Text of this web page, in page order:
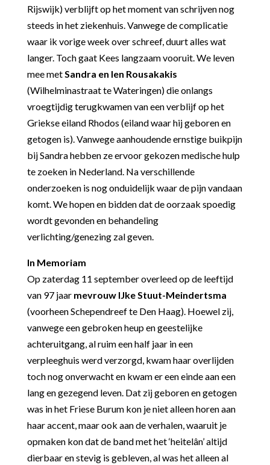
Rijswijk) verblijft op het moment van schrijven nog
steeds in het ziekenhuis. Vanwege de complicatie
waar ik vorige week over schreef, duurt alles wat
langer. Toch gaat Kees langzaam vooruit. We leven
mee metSandra en len Rousakakis
(Wilhelminastraat te Wateringen) die onlangs
vroegtijdig terugkwamen van een verblijf op het
Griekse eiland Rhodos (eiland waar hij geboren en
getogen is). Vanwege aanhoudende ernstige buikpijn
bij Sandra hebben ze ervoor gekozen medische hulp
te zoeken in Nederland. Na verschillende
onderzoeken is nog onduidelijk waar de pijn vandaan
komt. We hopen en bidden dat de oorzaak spoedig
wordt gevonden en behandeling
verlichting/genezing zal geven.
In Memoriam
Op zaterdag 11 september overleed op de leeftijd
van 97 jaar mevrouw IJke Stuut-Meindertsma
(voorheen Schependreef te Den Haag). Hoewel zij,
vanwege een gebroken heup en geestelijke
achteruitgang, al ruim een half jaar in een
verpleeghuis werd verzorgd, kwam haar overlijden
toch nog onverwacht en kwam er een einde aan een
lang en gezegend leven. Dat zij geboren en getogen
was in het Friese Burum kon je niet alleen horen aan
haar accent, maar ook aan de verhalen, waaruit je
opmaken kon dat de band met het ‘heitelân’ altijd
dierbaar en stevig is gebleven, al was het alleen al